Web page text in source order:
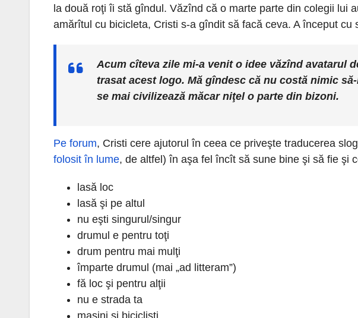
la două roţi îi stă gîndul. Văzînd că o marte parte din colegii lui
amărîtul cu bicicleta, Cristi s-a gîndit să facă ceva. A început cu
Acum cîteva zile mi-a venit o idee văzînd avatarul
trasat acest logo. Mă gîndesc că nu costă nimic
se mai civilizează măcar niţel o parte din bizoni.
Pe forum, Cristi cere ajutorul în ceea ce priveşte traducerea
folosit în lume, de altfel) în aşa fel încît să sune bine şi să fie şi
lasă loc
lasă şi pe altul
nu eşti singurul/singur
drumul e pentru toţi
drum pentru mai mulţi
împarte drumul (mai „ad litteram”)
fă loc şi pentru alţii
nu e strada ta